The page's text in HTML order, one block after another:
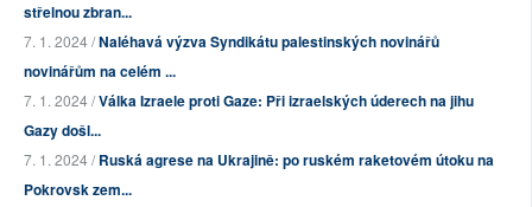
střelnou zbran...
7. 1. 2024 /Naléhavá výzva Syndikátu palestinských novinářů
novinářům na celém ...
7. 1. 2024 /Válka Izraele proti Gaze: Při izraelských úderech na jihu
Gazy došl...
7. 1. 2024 /Ruská agrese na Ukrajině: po ruském raketovém útoku na
Pokrovsk zem...